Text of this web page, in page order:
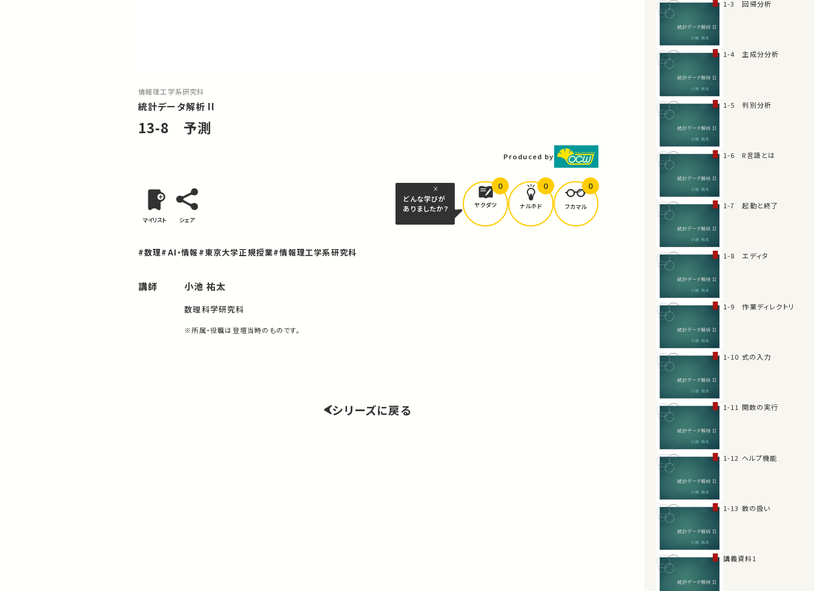
情報理工学系研究科
統計データ解析 II
13-8 予測
Produced by
マイリスト シェア
どんな学びが
ありましたか？
ヤクダツ
0
ナルホド
0
フカマル
0
#数理#AI・情報 #東京大学正規授業#情報理工学系研究科
講師 小池 祐太
数理科学研究科
※所属・役職は登壇当時のものです。
シリーズに戻る
1-3 回帰分析
1-4 主成分分析
1-5 判別分析
1-6 R言語とは
1-7 起動と終了
1-8 エディタ
1-9 作業ディレクトリ
1-10 式の入力
1-11 関数の実行
1-12 ヘルプ機能
1-13 数の扱い
講義資料1